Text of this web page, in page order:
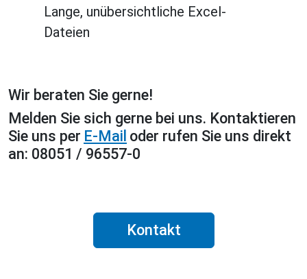
Lange, unübersichtliche Excel-
Dateien
Wir beraten Sie gerne!
Melden Sie sich gerne bei uns. Kontaktieren
Sie uns per E-Mail oder rufen Sie uns direkt
an: 08051 / 96557-0
Kontakt